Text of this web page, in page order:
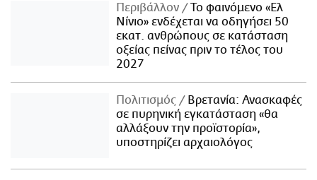
Περιβάλλον
Το φαινόμενο «Ελ
Νίνιο» ενδέχεται να οδηγήσει 50
εκατ. ανθρώπους σε κατάσταση
οξείας πείνας πριν το τέλος του
2027
Πολιτισμός
Βρετανία: Ανασκαφές
σε πυρηνική εγκατάσταση «θα
αλλάξουν την προϊστορία»,
υποστηρίζει αρχαιολόγος